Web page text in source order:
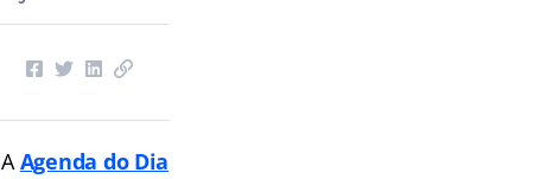
Agenda do Dia